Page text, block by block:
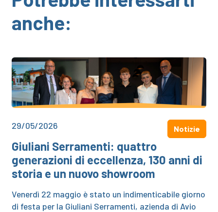
anche:
29/05/2026 Notizie
Giuliani Serramenti: quattro
generazioni di eccellenza, 130 anni di
storia e un nuovo showroom
Venerdì 22 maggio è stato un indimenticabile giorno
di festa per la Giuliani Serramenti, azienda di Avio